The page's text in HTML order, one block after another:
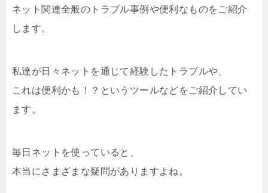
ネット関連全般のトラブル事例や便利なものをご紹介
します。
私達が日々ネットを通じて経験したトラブルや、
これは便利かも！？というツールなどをご紹介してい
ます。
毎日ネットを使っていると、
本当にさまざまな疑問がありますよね。